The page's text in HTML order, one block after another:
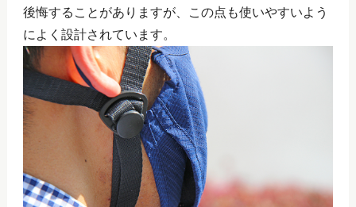
後悔することがありますが、この点も使いやすいよう
によく設計されています。